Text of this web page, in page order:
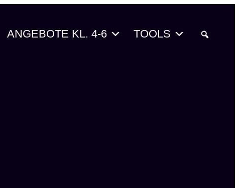
ANGEBOTE KL. 4-6 TOOLS